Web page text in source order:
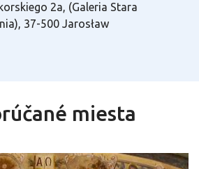
2a, (Galeria Stara
37-500 Jarosław
miesta